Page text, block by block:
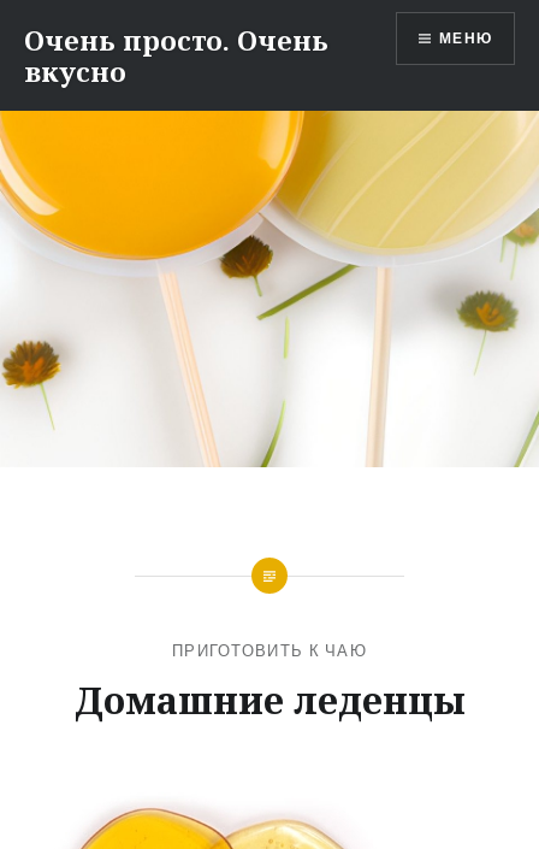
содержимому
Очень просто. Очень
вкусно
МЕНЮ
ПРИГОТОВИТЬ К ЧАЮ
Домашние леденцы